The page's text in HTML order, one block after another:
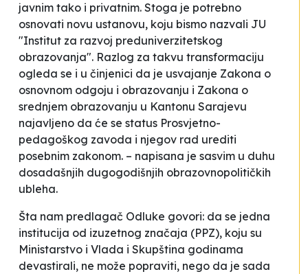
javnim tako i privatnim. Stoga je potrebno
osnovati novu ustanovu, koju bismo nazvali JU
"Institut za razvoj preduniverzitetskog
obrazovanja". Razlog za takvu transformaciju
ogleda se i u činjenici da je usvajanje Zakona o
osnovnom odgoju i obrazovanju i Zakona o
srednjem obrazovanju u Kantonu Sarajevu
najavljeno da će se status Prosvjetno-
pedagoškog zavoda i njegov rad urediti
posebnim zakonom. – napisana je sasvim u duhu
dosadašnjih dugogodišnjih obrazovnopolitičkih
ubleha.
Šta nam predlagač Odluke govori: da se jedna
institucija od izuzetnog značaja (PPZ), koju su
Ministarstvo i Vlada i Skupština godinama
devastirali, ne može popraviti, nego da je sada